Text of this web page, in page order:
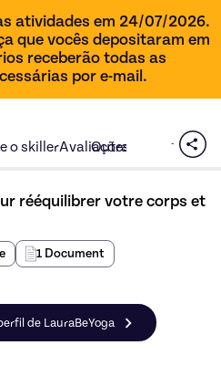
atividades em 24/07/2026.
que vocês depositaram em
receberão todas as
por e-mail.
o skillerAvaliaçõesOutras ofertas do
rééquilibrer votre corps et
1 Document
de LauraBeYoga